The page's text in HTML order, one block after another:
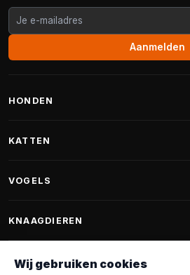
Aanmelden
HONDEN
Fantail hondenmanden
Hondenspeelgoed
KATTEN
Krabpalen voor Maine Coon
VOGELS
Vogelvoer binnenvogels
Voederhuisjes
KNAAGDIEREN
Wij gebruiken cookies